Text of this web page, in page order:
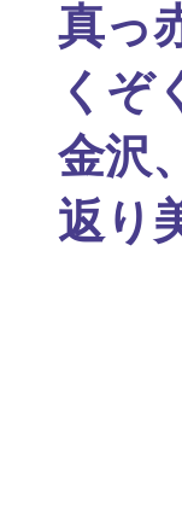
真っ
くぞ
金沢
返り